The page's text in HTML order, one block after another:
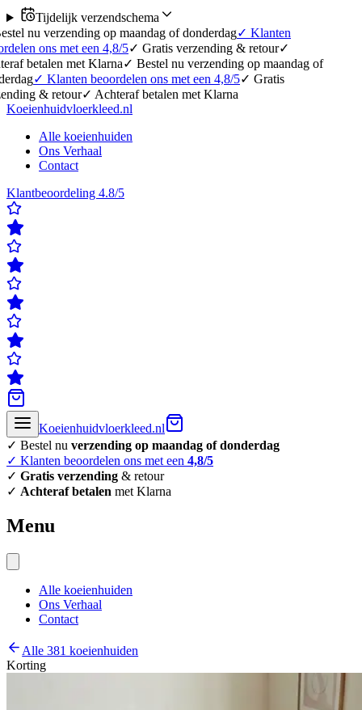
Tijdelijk verzendschema
op maandag of donderdag✓Klanten
een 4,8/5✓Gratis verzending & retour✓
met Klarna ✓Bestel nu verzending op maandag of
beoordelen ons met een 4,8/5✓Gratis
✓ Achteraf betalen met Klarna
Koeienhuidvloerkleed.nl
Alle koeienhuiden
Ons Verhaal
Contact
Klantbeoordeling 4.8/5
Koeienhuidvloerkleed.nl
✓ Bestel nu verzending op maandag of donderdag
✓ Klanten beoordelen ons met een 4,8/5
✓ Gratis verzending & retour
✓ Achteraf betalen met Klarna
Menu
Alle koeienhuiden
Ons Verhaal
Contact
Alle 381 koeienhuiden
Korting